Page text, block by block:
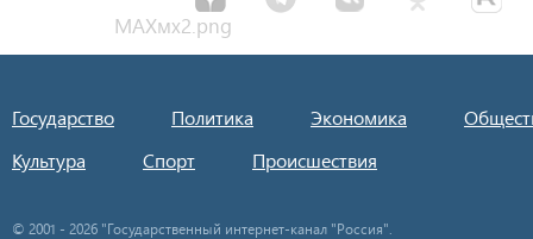
Государство Политика Экономика
Культура
Спорт Происшествия
© 2001 - 2026 "Государственный интернет-канал "Россия".